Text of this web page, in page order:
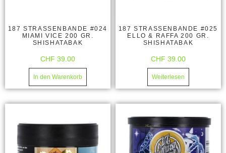
187 STRASSENBANDE #024
MIAMI VICE 200 GR.
SHISHATABAK
CHF 39.00
In den Warenkorb
187 STRASSENBANDE #025
ELLO & RAFFA 200 GR.
SHISHATABAK
CHF 39.00
Weiterlesen